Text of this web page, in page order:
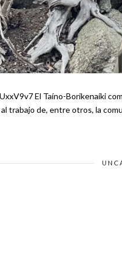
El Taíno-Borikenaíki
trabajo de, entre otros, la